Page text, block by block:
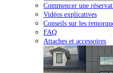
Commencer une
Vidéos explicatives
Conseils sur les
FAQ
Attaches et accessoires